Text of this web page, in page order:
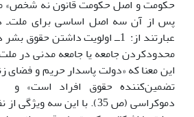
پس از آن سه اصل اساسى براى ملت‌ـ
محدودکردن جامعه یا جامعه مدنى در
این معنا که «دولت پاسدار حریم و فضاى
دموکراسى (ص 35). با این سه